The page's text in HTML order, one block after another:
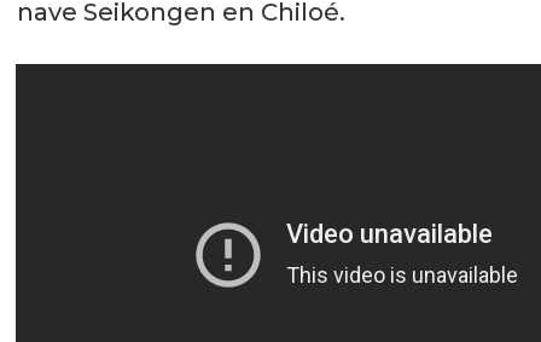
nave Seikongen en Chiloé.